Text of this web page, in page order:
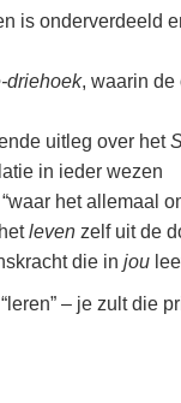
is onderverdeeld
driehoek, waarin de
uitleg over het
in ieder wezen
het allemaal
leven zelf uit de
die in jou
– je zult die